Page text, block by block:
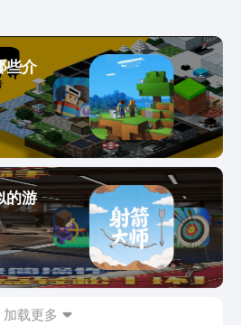
，玩家将会穿越时空，来到繁茂
为大理寺的要旨，需要帮助狄大
并且，玩家在攻破悬案期间，还
谋和诡计。游戏内的各类剧情选
家的判断，为了保证自己能够赢
项之内，也是需要抛弃掉一些资
严格参考了古代衙门的探案方
证据，查看证词、推理分析，再到
然，如果玩家在探案的期间，感
度，也可以通过交互其他NPC的
。值得一提的是，如果玩家错抓
案失败哦。 上方所述的这些内
来的，神都暗影下载最新链接分
有的剧情内容，都是扑朔迷离
究竟是哪一个NPC在说谎，希望
们，能对神都暗影这款游戏，有
些介
的游
加载更多